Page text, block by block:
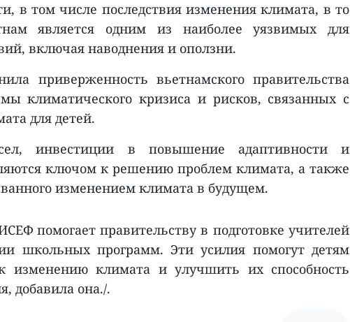
в том числе последствия изменения климата, в то
является одним из наиболее уязвимых для
включая наводнения и оползни.
приверженность вьетнамского правительства
климатического кризиса и рисков, связанных с
для детей.
инвестиции в повышение адаптивности и
ключом к решению проблем климата, а также
изменением климата в будущем.
помогает правительству в подготовке учителей
школьных программ. Эти усилия помогут детям
к изменению климата и улучшить их способность
добавила она./.